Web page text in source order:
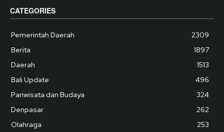
CATEGORIES
Pemerintah Daerah
2309
Berita
1897
Daerah
1513
Bali Update
496
Pariwisata dan Budaya
324
Denpasar
262
Olahraga
253